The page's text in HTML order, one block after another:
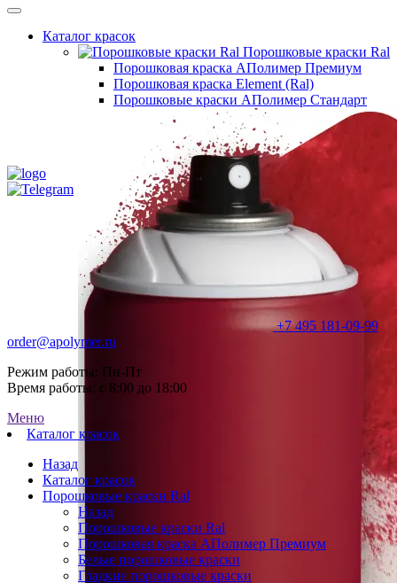
Каталог красок
Порошковые краски Ral
Порошковая краска АПолимер Премиум
Порошковая краска Element (Ral)
Порошковые краски АПолимер Стандарт
+7 495 181-09-99
order@apolymer.ru
Режим работы: Пн-Пт
Время работы: с 8:00 до 18:00
Меню
Каталог красок
Назад
Каталог красок
Порошковые краски Ral
Назад
Порошковые краски Ral
Порошковая краска АПолимер Премиум
Белые порошковые краски
Гладкие порошковые краски